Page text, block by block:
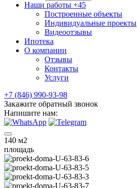
Наши работы +45
Построенные объекты
Индивидуальные проекты
Видеоотзывы
Ипотека
О компании
Отзывы
Контакты
Услуги
+7 (846) 990-93-98
Закажите обратный звонок
Напишите нам:
140 м2
площадь